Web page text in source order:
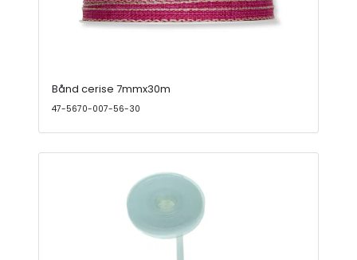
Bånd cerise 7mmx30m
47-5670-007-56-30